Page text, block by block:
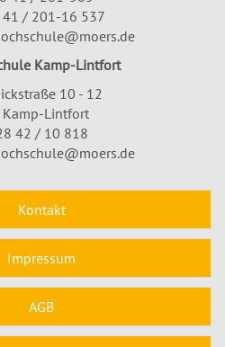
41 / 201-16 537
Kamp-Lintfort
10 - 12
Lintfort
42 / 10 818
Kontakt
Impressum
AGB